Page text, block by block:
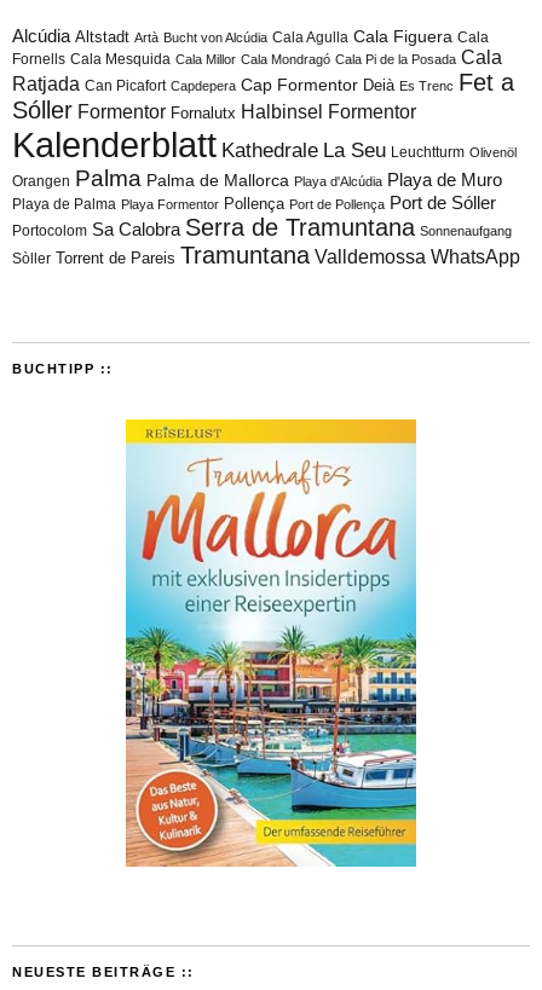
Alcúdia Altstadt Artà Bucht von Alcúdia Cala Agulla Cala Figuera Cala
Fornells Cala Mesquida Cala Millor Cala Mondragó Cala Pi de la Posada Cala
Ratjada Can Picafort Capdepera Cap Formentor Deià Es Trenc Fet a
Sóller Formentor Fornalutx Halbinsel Formentor
Kalenderblatt Kathedrale La Seu Leuchtturm Olivenöl
Orangen Palma Palma de Mallorca Playa d'Alcúdia Playa de Muro
Playa de Palma Playa Formentor Pollença Port de Pollença Port de Sóller
Portocolom Sa Calobra Serra de Tramuntana Sonnenaufgang
Sòller Torrent de Pareis Tramuntana Valldemossa WhatsApp
BUCHTIPP ::
NEUESTE BEITRÄGE ::